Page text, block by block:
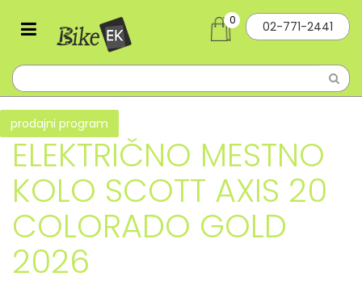
02-771-2441
0
prodajni program
ELEKTRIČNO MESTNO
KOLO SCOTT AXIS 20
COLORADO GOLD
2026